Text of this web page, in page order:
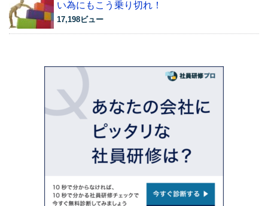
い為にもこう乗り切れ！
17,198ビュー